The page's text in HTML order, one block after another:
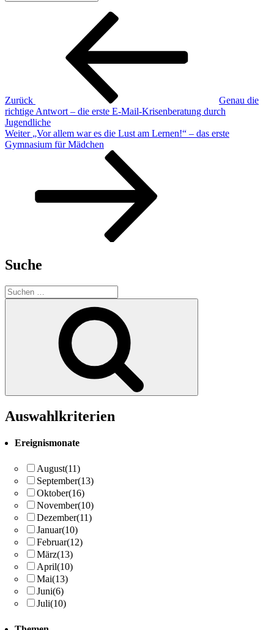
Beitragsnavigation
Zurück
Genau die
richtige Antwort – die erste E-Mail-Krisenberatung durch
Jugendliche
Nächster
Beitrag
Weiter „Vor allem war es die Lust am Lernen!“ – das erste
Gymnasium für Mädchen
Suche
Suchen
nach:
Auswahlkriterien
Ereignismonate
August(11)
September(13)
Oktober(16)
November(10)
Dezember(11)
Januar(10)
Februar(12)
März(13)
April(10)
Mai(13)
Juni(6)
Juli(10)